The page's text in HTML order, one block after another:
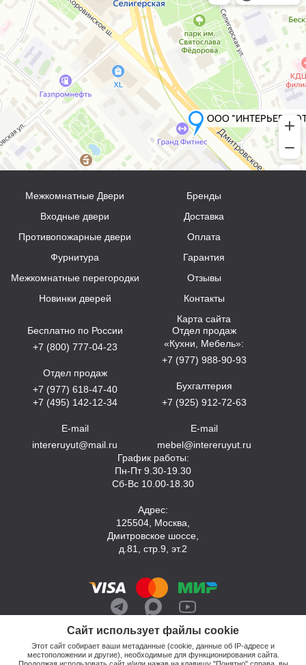
Сайт использует файлы cookie
Этот сайт собирает ваши метаданные (cookie, данные об IP-адресе и
местоположении и другие), необходимые для функционирования сайта.
Межкомнатные Двери
Входные двери
Противопожарные двери
Фурнитура
Межкомнатные перегородки
Новинки дверей
Бренды
Доставка
Оплата
Гарантия
Отзывы
Контакты
Карта сайта
Бесплатно по России
+7 (800) 777-04-23
Отдел продаж
+7 (977) 618-47-40
+7 (495) 142-12-34
E-mail
intereruyut@mail.ru
Отдел продаж
«Кухни, Мебель»:
+7 (977) 988-90-93
Бухгалтерия
+7 (925) 912-72-63
E-mail
mebel@intereruyut.ru
График работы:
Пн-Пт 9.30-19.30
Сб-Вс 10.00-18.30
Адрес:
125504, Москва,
Дмитровское шоссе,
д.81, стр.9, эт.2